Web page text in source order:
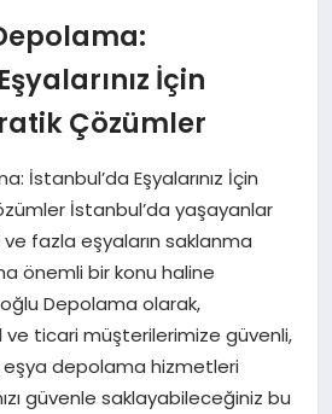
İçin
Çözümler
İstanbul’da Eşyalarınız İçin
İstanbul’da yaşayanlar
fazla eşyaların saklanma
önemli bir konu haline
Depolama olarak,
ve ticari müşterilerimize güvenli,
depolama hizmetleri
güvenle saklayabileceğiniz bu